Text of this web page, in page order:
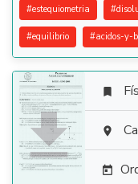
#estequiometria #
#equilibrio #acidos-y-



